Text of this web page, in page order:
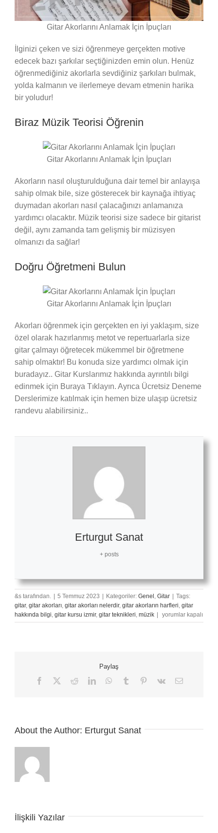
Gitar Akorlarını Anlamak İçin İpuçları
İlginizi çeken ve sizi öğrenmeye gerçekten motive
edecek bazı şarkılar seçtiğinizden emin olun. Henüz
öğrenmediğiniz akorlarla sevdiğiniz şarkıları bulmak,
yolda kalmanın ve ilerlemeye devam etmenin harika
bir yoludur!
Biraz Müzik Teorisi Öğrenin
Gitar Akorlarını Anlamak İçin İpuçları
Akorların nasıl oluşturulduğuna dair temel bir anlayışa
sahip olmak bile, size gösterecek bir kaynağa ihtiyaç
duymadan akorları nasıl çalacağınızı anlamanıza
yardımcı olacaktır. Müzik teorisi size sadece bir gitarist
değil, aynı zamanda tam gelişmiş bir müzisyen
olmanızı da sağlar!
Doğru Öğretmeni Bulun
Gitar Akorlarını Anlamak İçin İpuçları
Akorları öğrenmek için gerçekten en iyi yaklaşım, size
özel olarak hazırlanmış metot ve repertuarlarla size
gitar çalmayı öğretecek mükemmel bir öğretmene
sahip olmaktır! Bu konuda size yardımcı olmak için
buradayız.. Gitar Kurslarımız hakkında ayrıntılı bilgi
edinmek için Buraya Tıklayın. Ayrıca Ücretsiz Deneme
Derslerimize katılmak için hemen bize ulaşıp ücretsiz
randevu alabilirsiniz..
Erturgut Sanat
+ posts
&s tarafından. | 5 Temmuz 2023 | Kategoriler: Genel Gitar | Tags:
gitar, gitar akorları gitar akorları nelerdir, gitar akorların harfleri gitar
hakkında bilgi gitar kursu izmir, gitar teknikleri müzik |
Gitar
Akorlarını
yorumlar kapalı
Paylaş
Facebook RedditLinkedInWhatsApp
Tumblr Pinterest
Vk
E-
About the Author: Erturgut Sanat
İlişkili Yazılar